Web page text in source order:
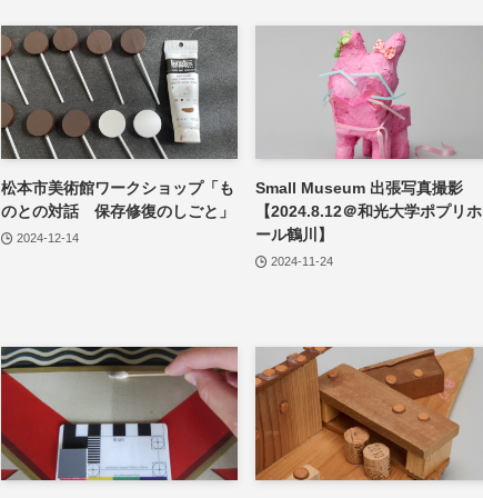
松本市美術館ワークショップ「も
のとの対話 保存修復のしごと」
2024-12-14
Small Museum 出張写真撮影
【2024.8.12＠和光大学ポプリホ
ール鶴川】
2024-11-24